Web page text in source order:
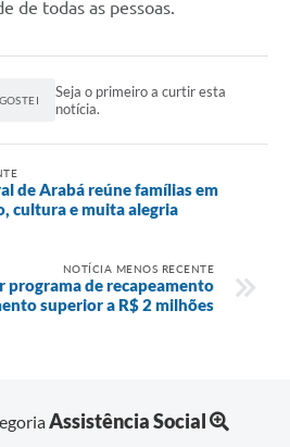
de todas as pessoas.
Seja o primeiro a curtir esta
notícia.
de Arabá reúne famílias em
cultura e muita alegria
NOTÍCIA MENOS RECENTE
programa de recapeamento
superior a R$ 2 milhões
Assistência Social